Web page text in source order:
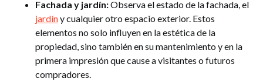
Fachada y jardín:Observa el estado de la fachada, el
jardíny cualquier otro espacio exterior. Estos
elementos no solo influyen en la estética de la
propiedad, sino también en su mantenimiento y en la
primera impresión que cause a visitantes o futuros
compradores.